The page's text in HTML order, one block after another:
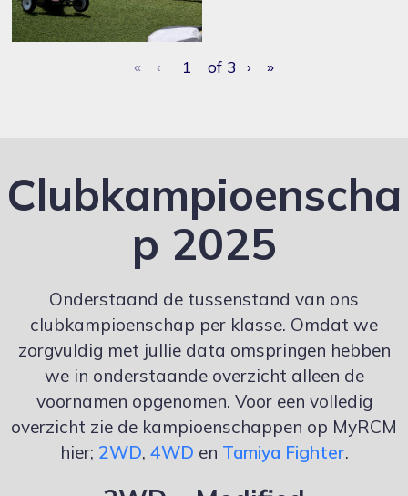
« ‹ of 3 › »
Clubkampioenscha
p 2025
Onderstaand de tussenstand van ons
clubkampioenschap per klasse. Omdat we
zorgvuldig met jullie data omspringen hebben
we in onderstaande overzicht alleen de
voornamen opgenomen. Voor een volledig
overzicht zie de kampioenschappen op MyRCM
hier; 2WD, 4WD en Tamiya Fighter.